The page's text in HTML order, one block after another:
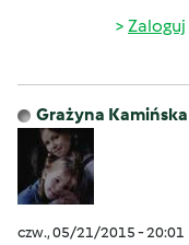
Zaloguj
Grażyna Kamińska
czw., 05/21/2015 - 20:01